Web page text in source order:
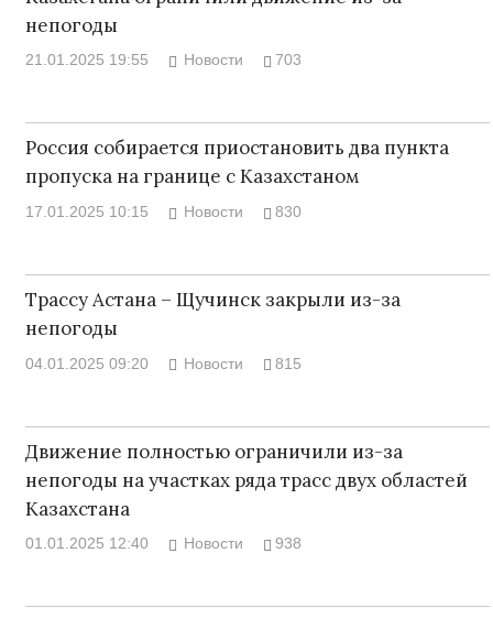
непогоды
21.01.2025 19:55 Новости 703
Россия собирается приостановить два пункта
пропуска на границе с Казахстаном
17.01.2025 10:15 Новости 830
Трассу Астана – Щучинск закрыли из-за
непогоды
04.01.2025 09:20 Новости 815
Движение полностью ограничили из-за
непогоды на участках ряда трасс двух областей
Казахстана
01.01.2025 12:40 Новости 938